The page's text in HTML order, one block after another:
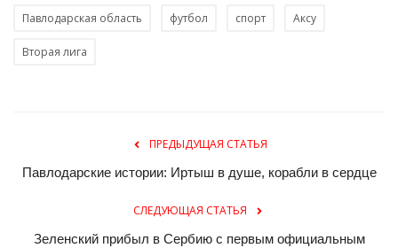
Павлодарская область футбол спорт Аксу
Вторая лига
ПРЕДЫДУЩАЯ СТАТЬЯ
Павлодарские истории: Иртыш в душе, корабли в сердце
СЛЕДУЮЩАЯ СТАТЬЯ
Зеленский прибыл в Сербию с первым официальным